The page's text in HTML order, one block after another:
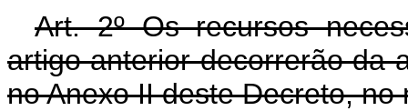
Art. 2º Os recursos
artigo anterior decorrerão da
no Anexo II deste Decreto,